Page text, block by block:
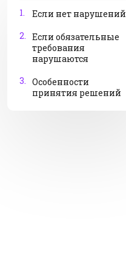
1.
Если нет нарушений
2. Если обязательные
требования
нарушаются
3. Особенности
принятия решений